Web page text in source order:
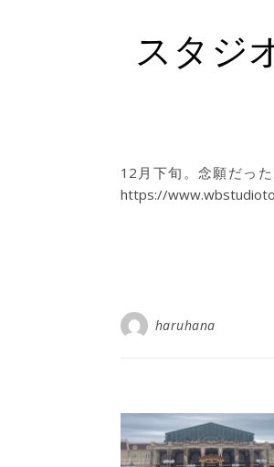
スタジ
12月下旬。念願だっ
https://
haruhana